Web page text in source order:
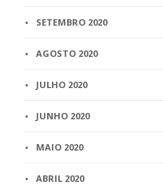
SETEMBRO 2020
AGOSTO 2020
JULHO 2020
JUNHO 2020
MAIO 2020
ABRIL 2020